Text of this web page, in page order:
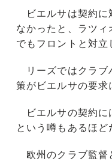
ビエルサは契約に
なかったと、ラツ
でもフロントと対立
リーズではクラブ
策がビエルサの要求
ビエルサの契約に
という噂もあるほど
欧州のクラブ監督